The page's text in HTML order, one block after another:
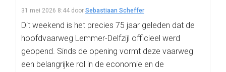
31 mei 2026 8:44 door Sebastiaan Scheffer
Dit weekend is het precies 75 jaar geleden dat de
hoofdvaarweg Lemmer-Delfzijl officieel werd
geopend. Sinds de opening vormt deze vaarweg
een belangrijke rol in de economie en de